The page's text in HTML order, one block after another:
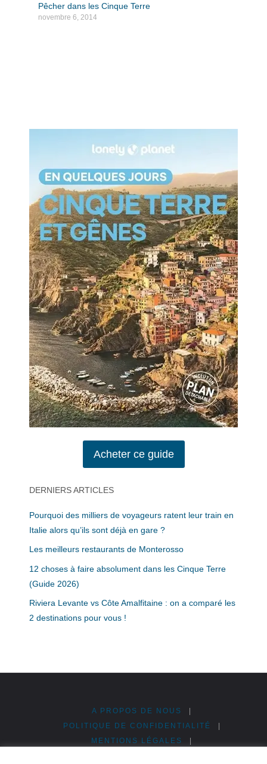
Pêcher dans les Cinque Terre
novembre 6, 2014
Acheter ce guide
DERNIERS ARTICLES
Pourquoi des milliers de voyageurs ratent leur train en
Italie alors qu’ils sont déjà en gare ?
Les meilleurs restaurants de Monterosso
12 choses à faire absolument dans les Cinque Terre
(Guide 2026)
Riviera Levante vs Côte Amalfitaine : on a comparé les
2 destinations pour vous !
A PROPOS DE NOUS
POLITIQUE DE CONFIDENTIALITÉ
MENTIONS LÉGALES